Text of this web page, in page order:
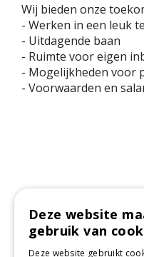
Wij bieden onze
- Werken in een leuk
- Uitdagende baan
- Ruimte voor eigen
- Mogelijkheden voor
- Voorwaarden en
Interesse
vacature.
Of stuur een email
Deze website
gebruik van
Deze website gebruikt